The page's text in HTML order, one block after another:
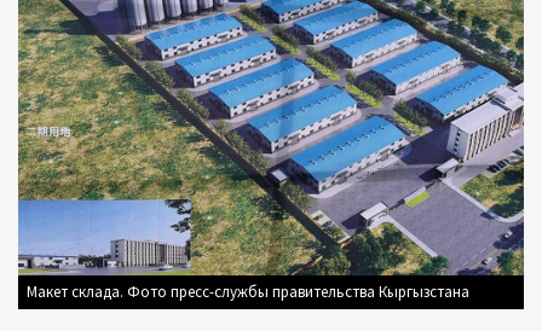
Макет склада. Фото пресс-службы правительства Кыргызстана